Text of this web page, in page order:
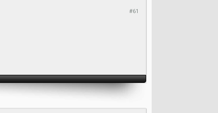
#61